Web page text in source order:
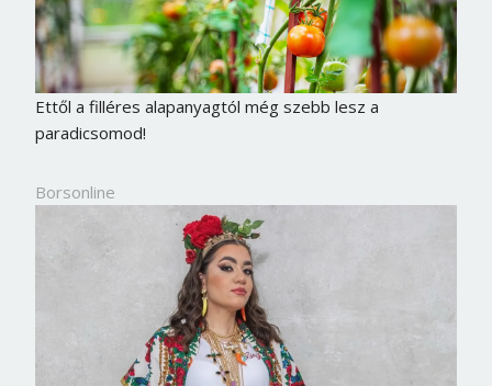
Ettől a filléres alapanyagtól még szebb lesz a
paradicsomod!
Borsonline